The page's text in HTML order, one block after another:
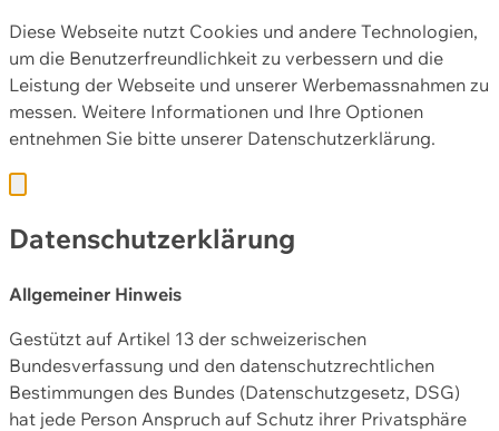
Diese Webseite nutzt Cookies und andere Technologien,
um die Benutzerfreundlichkeit zu verbessern und die
Leistung der Webseite und unserer Werbemassnahmen zu
messen. Weitere Informationen und Ihre Optionen
entnehmen Sie bitte unserer Datenschutzerklärung.
Datenschutzerklärung
Allgemeiner Hinweis
Gestützt auf Artikel 13 der schweizerischen
Bundesverfassung und den datenschutzrechtlichen
Bestimmungen des Bundes (Datenschutzgesetz, DSG)
hat jede Person Anspruch auf Schutz ihrer Privatsphäre